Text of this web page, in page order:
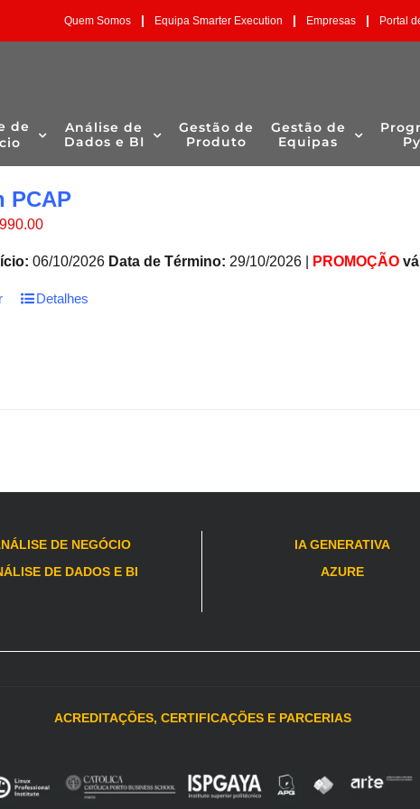
Quem Somos | Equipa Smarter Execution | Empresas | Portal
de
Análise de
Dados e BI
Gestão de
Produto
Gestão de
Equipas
PCAP
990.00O
atual
€990.00.
06/10/2026 Data de Término: 29/10/2026 | PROMOÇÃO
Detalhes
DE NEGÓCIO
DE DADOS E BI
IA GENERATIVA
AZURE
ACREDITAÇÕES, CERTIFICAÇÕES E PARCERIAS